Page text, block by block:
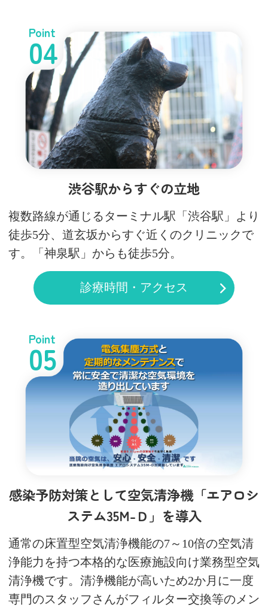
Point
04
渋谷駅からすぐの立地
複数路線が通じるターミナル駅「渋谷駅」より
徒歩5分、道玄坂からすぐ近くのクリニックで
す。「神泉駅」からも徒歩5分。
診療時間・アクセス
Point
05
感染予防対策として空気清浄機「エアロシ
ステム35M-Ｄ」を導入
通常の床置型空気清浄機能の7～10倍の空気清
浄能力を持つ本格的な医療施設向け業務型空気
清浄機です。清浄機能が高いため2か月に一度
専門のスタッフさんがフィルター交換等のメン